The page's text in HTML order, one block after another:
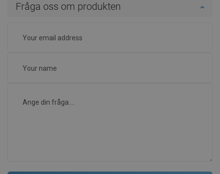
Fråga oss om produkten